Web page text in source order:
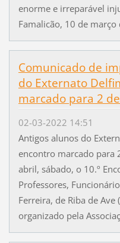
enorme e irreparável
Famalicão, 10 de março
Comunicado de
do Externato
marcado para 2
02-03-2022 14:51
Antigos alunos do
encontro marcado
abril, sábado, o 10.º
Professores,
Ferreira, de Riba de Ave
organizado pela